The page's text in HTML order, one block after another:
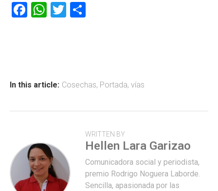
F
ok
W
p
T
tir
In this article: Cosechas, Portada, vías
WRITTEN BY
Hellen Lara Garizao
Comunicadora social y periodista,
premio Rodrigo Noguera Laborde.
Sencilla, apasionada por las